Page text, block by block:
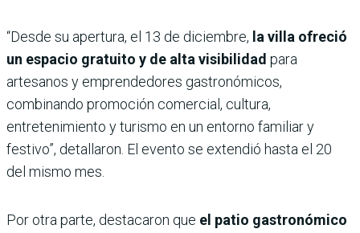
“Desde su apertura, el 13 de diciembre, la villa ofreció
un espacio gratuito y de alta visibilidad para
artesanos y emprendedores gastronómicos,
combinando promoción comercial, cultura,
entretenimiento y turismo en un entorno familiar y
festivo”, detallaron. El evento se extendió hasta el 20
del mismo mes.
Por otra parte, destacaron que el patio gastronómico